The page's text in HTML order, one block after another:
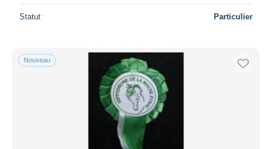
Statut Particulier
Nouveau